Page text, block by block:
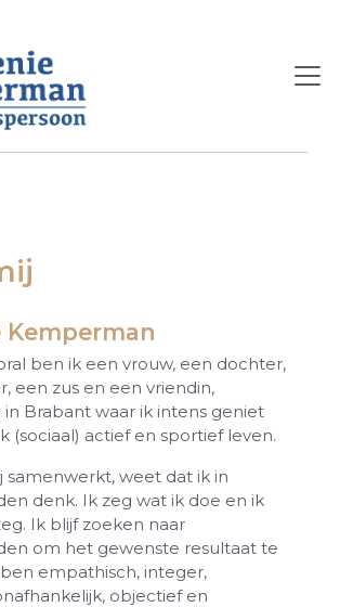
Kemperman
ben ik een vrouw, een dochter,
een zus en een vriendin,
Brabant waar ik intens geniet
(sociaal) actief en sportief leven.
samenwerkt, weet dat ik in
denk. Ik zeg wat ik doe en ik
Ik blijf zoeken naar
om het gewenste resultaat te
empathisch, integer,
objectief en